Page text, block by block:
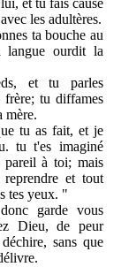
les adultères.
ta bouche au
langue ourdit la
et tu parles
frère; tu diffames
mère.
tu as fait, et je
tu t'es imaginé
pareil à toi; mais
et tout
tes yeux. "
garde vous
Dieu, de peur
sans que